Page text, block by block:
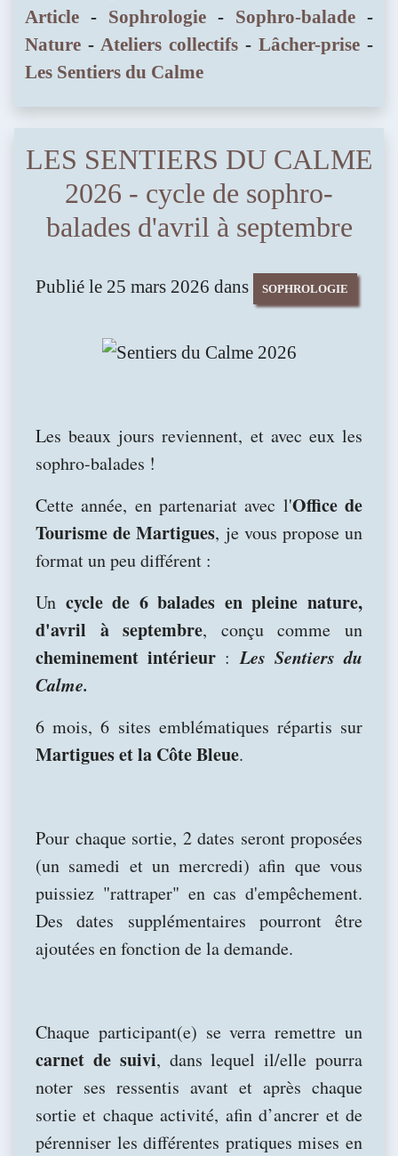
Article - Sophrologie - Sophro-balade -
Nature - Ateliers collectifs - Lâcher-prise -
Les Sentiers du Calme
LES SENTIERS DU CALME
2026 - cycle de sophro-
balades d'avril à septembre
Publié le 25 mars 2026 dans SOPHROLOGIE
Les beaux jours reviennent, et avec eux les
sophro-balades !
Cette année, en partenariat avec l'Office de
Tourisme de Martigues, je vous propose un
format un peu différent :
Un cycle de 6 balades en pleine nature,
d'avril à septembre, conçu comme un
cheminement intérieur :Les Sentiers du
Calme.
6 mois, 6 sites emblématiques répartis sur
Martigues et la Côte Bleue.
Pour chaque sortie, 2 dates seront proposées
(un samedi et un mercredi) afin que vous
puissiez "rattraper" en cas d'empêchement.
Des dates supplémentaires pourront être
ajoutées en fonction de la demande.
Chaque participant(e) se verra remettre un
carnet de suivi, dans lequel il/elle pourra
noter ses ressentis avant et après chaque
sortie et chaque activité, afin d’ancrer et de
pérenniser les différentes pratiques mises en